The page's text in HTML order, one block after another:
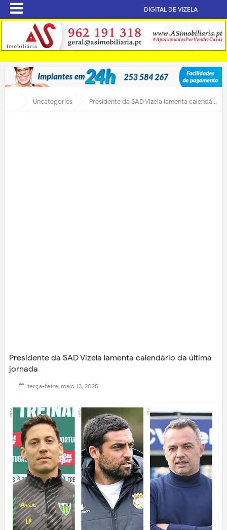
DIGITAL DE VIZELA
Uncategories Presidente da SAD Vizela lamenta calendário da última jornada
Presidente da SAD Vizela lamenta calendário da última
jornada
terça-feira, maio 13, 2025